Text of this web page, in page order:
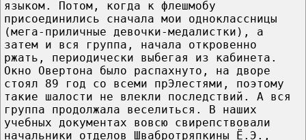
языком. Потом, когда к флешмобу
присоединились сначала мои одноклассницы
(мега-приличные девочки-медалистки), а
затем и вся группа, начала откровенно
ржать, периодически выбегая из кабинета.
Окно Овертона было распахнуто, на дворе
стоял 89 год со всеми прЭлестями, поэтому
такие шалости не влекли последствий. А вся
группа продолжала веселиться. В наших
учебных документах вовсю свирепствовали
начальники отделов Швабротряпкины Ё.Э.,